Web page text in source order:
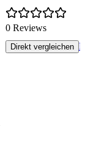
0 Reviews
Direkt vergleichen